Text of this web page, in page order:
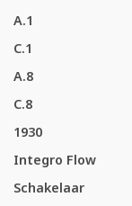
A.1
C.1
A.8
C.8
1930
Integro Flow
Schakelaar